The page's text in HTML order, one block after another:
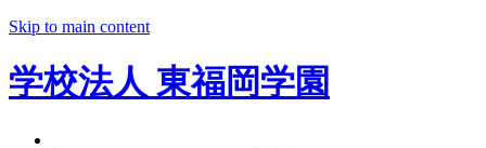
Skip to main content
学校法人 東福岡学園